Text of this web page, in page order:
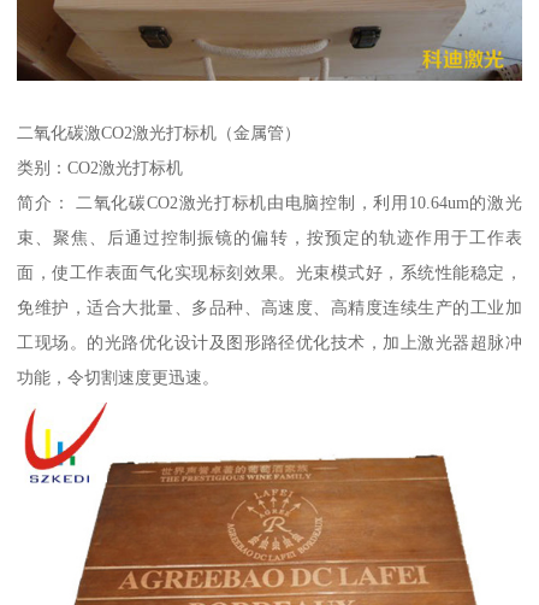
二氧化碳激CO2激光打标机（金属管）
类别：CO2激光打标机
简介： 二氧化碳CO2激光打标机由电脑控制，利用10.64um的激光
束、聚焦、后通过控制振镜的偏转，按预定的轨迹作用于工作表
面，使工作表面气化实现标刻效果。光束模式好，系统性能稳定，
免维护，适合大批量、多品种、高速度、高精度连续生产的工业加
工现场。的光路优化设计及图形路径优化技术，加上激光器超脉冲
功能，令切割速度更迅速。